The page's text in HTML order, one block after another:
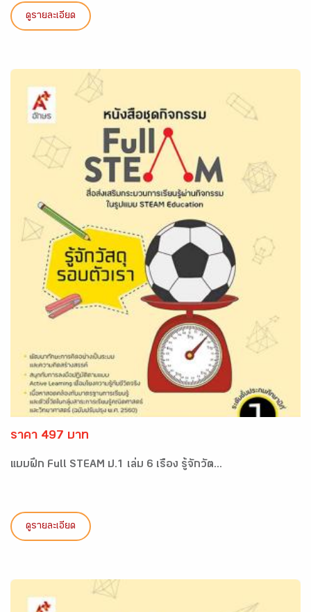
ดูรายละเอียด
ราคา 497 บาท
แบบฝึก Full STEAM ป.1 เล่ม 6 เรื่อง รู้จักวัต...
ดูรายละเอียด